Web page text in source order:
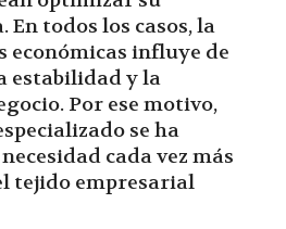
todos los casos, la
económicas influye de
estabilidad y la
Por ese motivo,
se ha
cada vez más
tejido empresarial